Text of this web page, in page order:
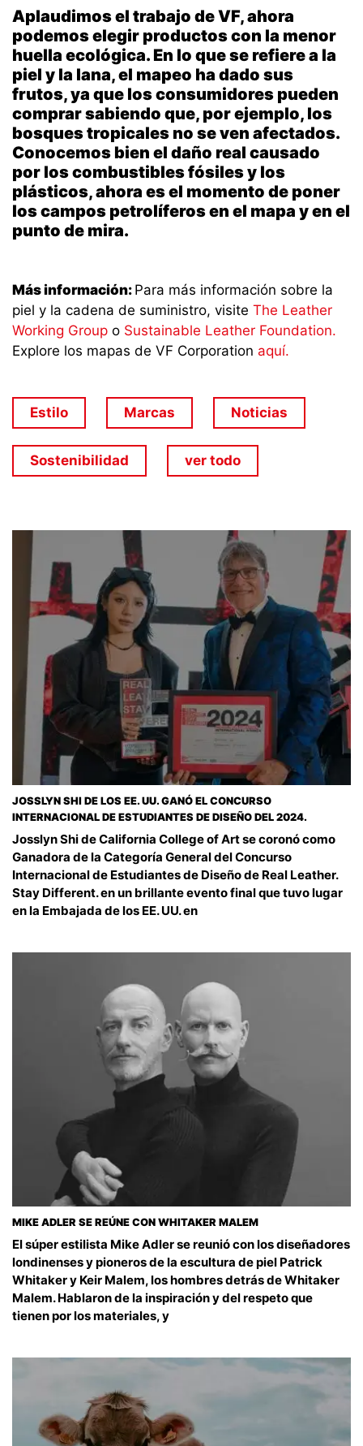
Aplaudimos el trabajo de VF, ahora
podemos elegir productos con la menor
huella ecológica. En lo que se refiere a la
piel y la lana, el mapeo ha dado sus
frutos, ya que los consumidores pueden
comprar sabiendo que, por ejemplo, los
bosques tropicales no se ven afectados.
Conocemos bien el daño real causado
por los combustibles fósiles y los
plásticos, ahora es el momento de poner
los campos petrolíferos en el mapa y en el
punto de mira.
Más información: Para más información sobre la
piel y la cadena de suministro, visite The Leather
Working Group o Sustainable Leather Foundation.
Explore los mapas de VF Corporation aquí.
Estilo Marcas Noticias
Sostenibilidad ver todo
JOSSLYN SHI DE LOS EE. UU. GANÓ EL CONCURSO
INTERNACIONAL DE ESTUDIANTES DE DISEÑO DEL 2024.
Josslyn Shi de California College of Art se coronó como
Ganadora de la Categoría General del Concurso
Internacional de Estudiantes de Diseño de Real Leather.
Stay Different. en un brillante evento final que tuvo lugar
en la Embajada de los EE. UU. en
MIKE ADLER SE REÚNE CON WHITAKER MALEM
El súper estilista Mike Adler se reunió con los diseñadores
londinenses y pioneros de la escultura de piel Patrick
Whitaker y Keir Malem, los hombres detrás de Whitaker
Malem. Hablaron de la inspiración y del respeto que
tienen por los materiales, y